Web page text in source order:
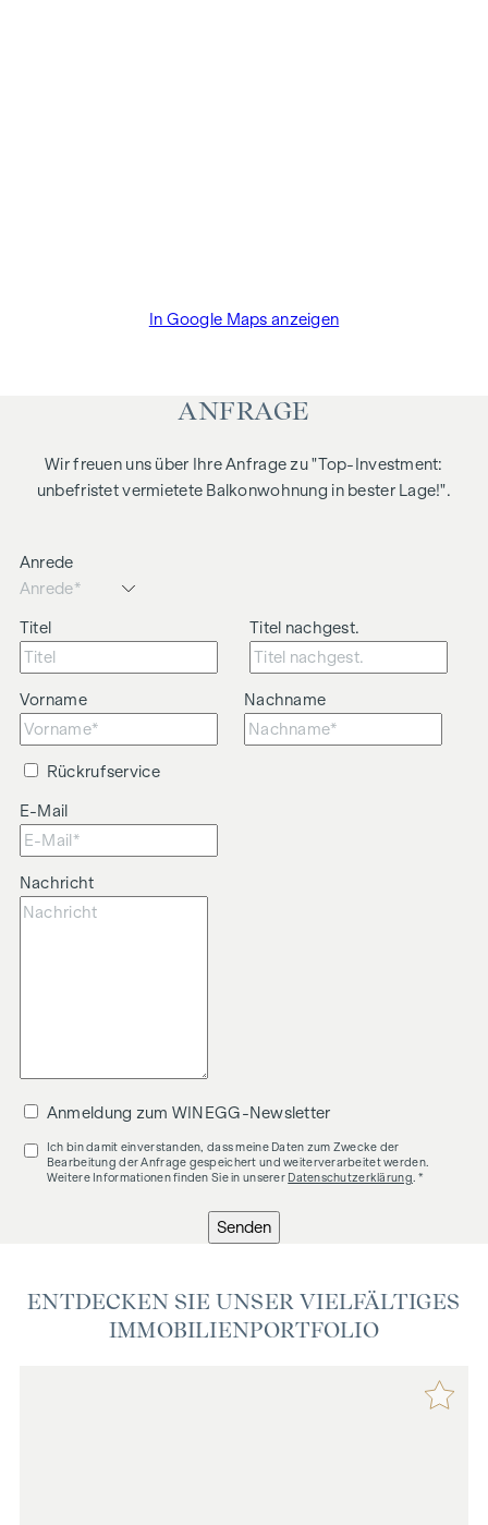
Als Vermittlungshonorar gelten die allgemeinen
diesbezüglich zu einem entsprechenden Rechtsgeschäft
von 3 Prozent der Kaufsumme zuzüglich der gesetzlichen
Mehrwertsteuer. Wir möchten noch darauf hinweisen, dass
stehen.
Wir weisen darauf hin, dass zwischen dem Vermittler und
dem zu vermittelnden Dritten ein familiäres oder
wirtschaftliches Naheverhältnis besteht.
In Google Maps anzeigen
ANFRAGE
Wir freuen uns über Ihre Anfrage zu "Top-Investment:
unbefristet vermietete Balkonwohnung in bester Lage!".
Anrede
Titel Titel nachgest.
Vorname Nachname
Rückrufservice
E-Mail
Nachricht
Anmeldung zum WINEGG-Newsletter
Ich bin damit einverstanden, dass meine Daten zum Zwecke der
Bearbeitung der Anfrage gespeichert und weiterverarbeitet werden.
Weitere Informationen finden Sie in unserer Datenschutzerklärung . *
Senden
ENTDECKEN SIE UNSER VIELFÄLTIGES
IMMOBILIENPORTFOLIO